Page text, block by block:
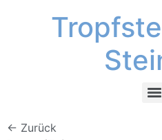
← Zurück